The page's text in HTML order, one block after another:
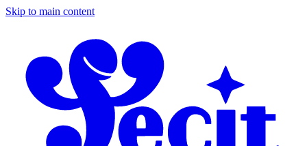
Skip to main content